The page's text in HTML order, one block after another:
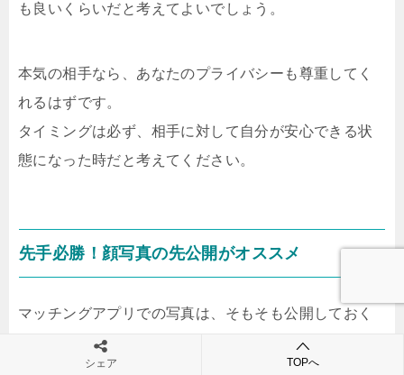
も良いくらいだと考えてよいでしょう。
本気の相手なら、あなたのプライバシーも尊重してく
れるはずです。
タイミングは必ず、相手に対して自分が安心できる状
態になった時だと考えてください。
先手必勝！顔写真の先公開がオススメ
マッチングアプリでの写真は、そもそも公開しておく
のがおすすめです。
なぜなら、顔写真をあらかじめ公開しておくことで、
シェア TOPへ